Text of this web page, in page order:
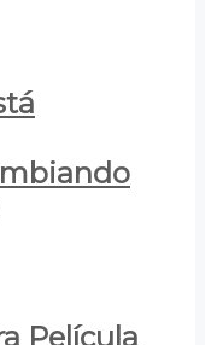
Película